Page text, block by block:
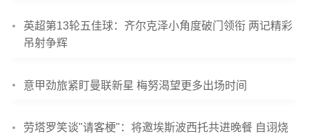
英超第13轮五佳球：齐尔克泽小角度破门领衔 两记精彩
吊射争辉
意甲劲旅紧盯曼联新星 梅努渴望更多出场时间
劳塔罗笑谈"请客梗"：将邀埃斯波西托共进晚餐 自诩烧